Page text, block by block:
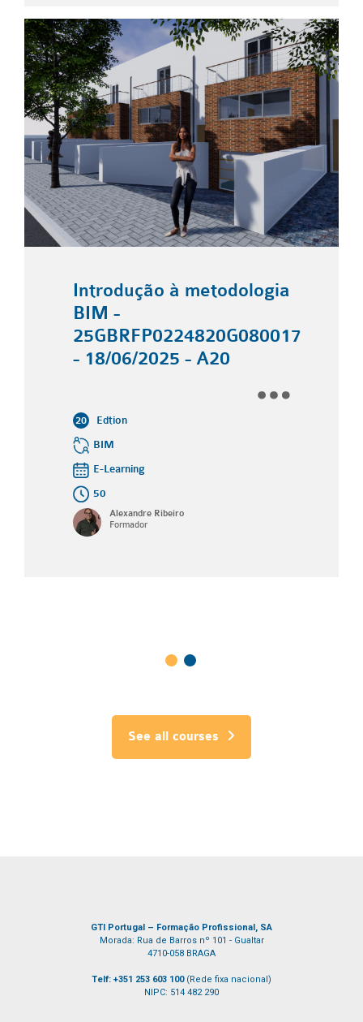
Introdução à metodologia
BIM -
25GBRFP0224820G080017
- 18/06/2025 - A20
20
Edtion
BIM
E-Learning
50
Alexandre Ribeiro
Formador
See all courses
GTI Portugal – Formação Profissional, SA
Morada: Rua de Barros nº 101 - Gualtar
4710-058 BRAGA
Telf: +351 253 603 100 (Rede fixa nacional)
NIPC: 514 482 290